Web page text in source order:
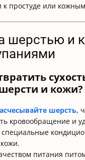
к простуде или
шерстью и
и кожи?
шерсть,
кровообращение и
специальные
питания